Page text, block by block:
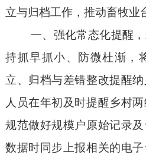
立与归档工作，推动畜牧业
一、 强化常态化提醒
持抓早抓小、防微杜渐，
立、 归档与差错整改提醒
人员在年初及时提醒乡村
规范做好规模户原始记录及
数据时同步上报相关的电子